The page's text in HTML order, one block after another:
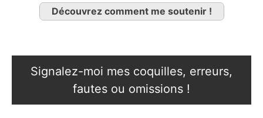
Découvrez comment me soutenir !
Signalez-moi mes coquilles, erreurs,
fautes ou omissions !